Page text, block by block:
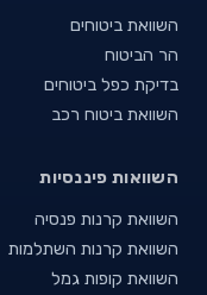
השוואת ביטוחים
הר הביטוח
בדיקת כפל ביטוחים
השוואת ביטוח רכב
השוואות פיננסיות
השוואת קרנות פנסיה
השוואת קרנות השתלמות
השוואת קופות גמל